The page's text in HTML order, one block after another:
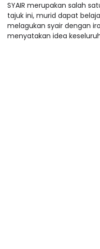
SYAIR merupakan salah
tajuk ini, murid dapat
melagukan syair dengan
menyatakan idea